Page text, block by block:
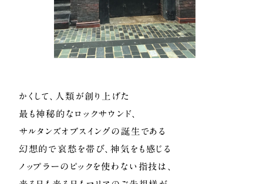
かくして、人類が創り上げた
最も神秘的なロックサウンド、
サルタンズオブスイングの誕生である
幻想的で哀愁を帯び、神気をも感じる
ノップラーのピックを使わない指技は、